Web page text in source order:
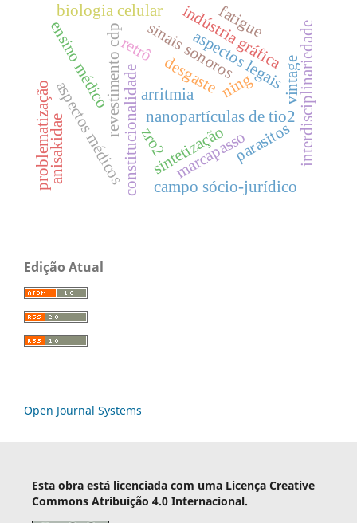
nanopartículas de tio2
ning
constitucionalidade
aspectos legais
aspectos médicos interdisciplinariedade
desgaste
revestimento cdp vintage
retrô
arritmia
indústria gráfica
sintetização
sinais sonoros
ensino médico
problematizaçãoanisakidae parasitos
marcapasso
biologia celular
zro2
fatigue
campo sócio-jurídico
Edição Atual
Open Journal Systems
Esta obra está licenciada com uma Licença Creative
Commons Atribuição 4.0 Internacional.